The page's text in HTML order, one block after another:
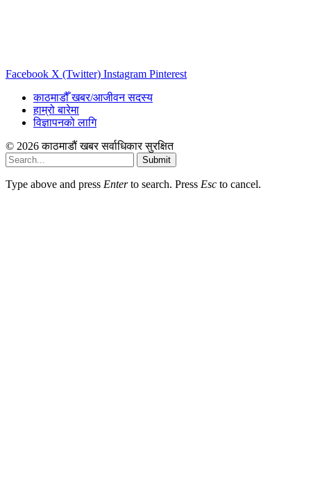
Facebook X (Twitter) Instagram Pinterest
काठमाडौँ खबर/आजीवन सदस्य
हाम्रो बारेमा
विज्ञापनको लागि
© 2026 काठमाडौं खबर सर्वाधिकार सुरक्षित
Submit
Type above and press Enterto search. Press Esc to cancel.